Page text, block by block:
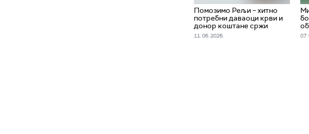
Помозимо Рељи – хитно
потребни даваоци крви и
донор коштане сржи
11. 06. 2026. 07.